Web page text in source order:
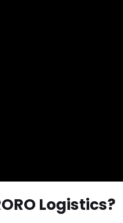
Logistics?